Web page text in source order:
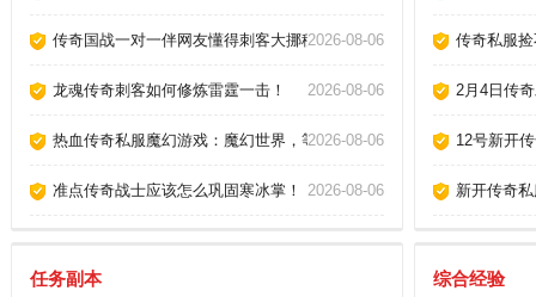
跨服团战，回味无穷。
传奇国战一对一伴网友懂得刺客大挪移2026-08-06
龙魂传奇刺客如何修炼雷霆一击！ 2026-08-06
热血传奇私服魔幻游戏：魔幻世界，等你体验
2026-08-06
准点传奇战士应该怎么巩固寒冰掌！ 2026-08-06
传奇私服
2月4日传
12号新开
新开传奇
任务副本 综合经验